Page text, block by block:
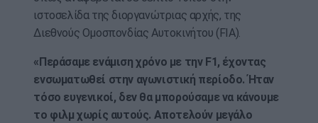
ιστοσελίδα της διοργανώτριας αρχής, της
Διεθνούς Ομοσπονδίας Αυτοκινήτου (FIA).
«Περάσαμε ενάμιση χρόνο με την F1, έχοντας
ενσωματωθεί στην αγωνιστική περίοδο. Ήταν
τόσο ευγενικοί, δεν θα μπορούσαμε να κάνουμε
το φιλμ χωρίς αυτούς. Αποτελούν μεγάλο